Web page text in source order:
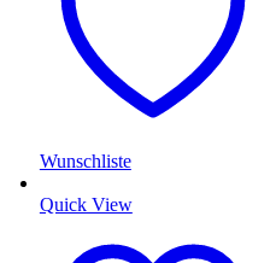
Wunschliste
Quick View